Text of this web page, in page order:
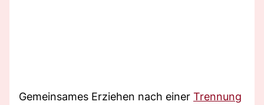
Gemeinsames Erziehen nach einer Trennung